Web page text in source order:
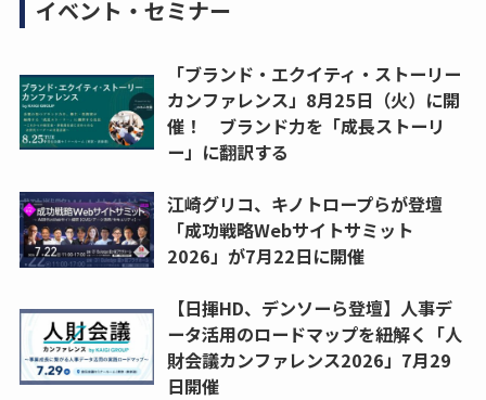
イベント・セミナー
「ブランド・エクイティ・ストーリー
カンファレンス」8月25日（火）に開
催！ ブランド力を「成長ストーリ
ー」に翻訳する
江崎グリコ、キノトロープらが登壇
「成功戦略Webサイトサミット
2026」が7月22日に開催
【日揮HD、デンソーら登壇】人事デ
ータ活用のロードマップを紐解く「人
財会議カンファレンス2026」7月29
日開催